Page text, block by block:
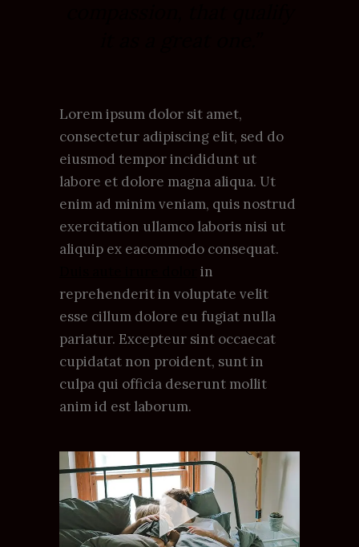
Lorem ipsum dolor sit amet,
consectetur adipiscing elit, sed do
eiusmod tempor incididunt ut
labore et dolore magna aliqua. Ut
enim ad minim veniam, quis nostrud
exercitation ullamco laboris nisi ut
aliquip ex eacommodo consequat.
in
reprehenderit in voluptate velit
esse cillum dolore eu fugiat nulla
pariatur. Excepteur sint occaecat
cupidatat non proident, sunt in
culpa qui officia deserunt mollit
anim id est laborum.